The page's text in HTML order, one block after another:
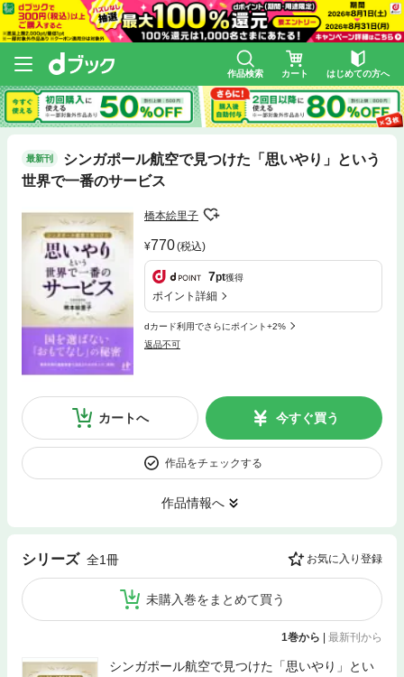
作品検索 カート はじめての方へ
最新刊
シンガポール航空で見つけた「思いやり」という
世界で一番のサービス
橋本絵里子
770(税込)
7pt獲得
ポイント詳細
dカード利用でさらにポイント+2%
返品不可
カートへ 今すぐ買う
作品をチェックする
作品情報へ
シリーズ 全1冊 お気に入り登録
未購入巻をまとめて買う
1巻から 最新刊から
シンガポール航空で見つけた「思いやり」とい